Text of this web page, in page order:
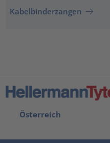
Kabelbinderzangen
Österreich